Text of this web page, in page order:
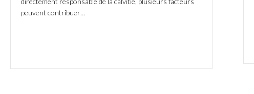
peuvent contribuer…